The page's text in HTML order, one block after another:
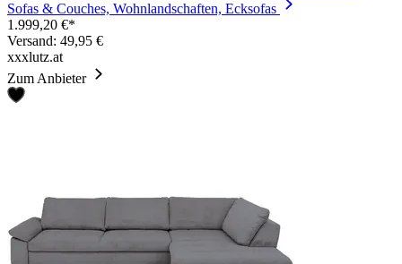
Sofas & Couches, Wohnlandschaften, Ecksofas
1.999,20 €*
Versand: 49,95 €
xxxlutz.at
Zum Anbieter